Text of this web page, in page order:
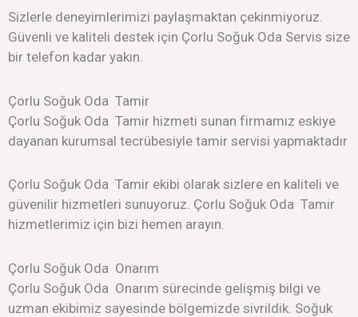
Sizlerle deneyimlerimizi paylaşmaktan çekinmiyoruz.
Güvenli ve kaliteli destek için Çorlu Soğuk Oda Servis size
bir telefon kadar yakın.
Çorlu Soğuk Oda Tamir
Çorlu Soğuk Oda Tamir hizmeti sunan firmamız eskiye
dayanan kurumsal tecrübesiyle tamir servisi yapmaktadır
Çorlu Soğuk Oda Tamir ekibi olarak sizlere en kaliteli ve
güvenilir hizmetleri sunuyoruz. Çorlu Soğuk Oda Tamir
hizmetlerimiz için bizi hemen arayın.
Çorlu Soğuk Oda Onarım
Çorlu Soğuk Oda Onarım sürecinde gelişmiş bilgi ve
uzman ekibimiz sayesinde bölgemizde sivrildik. Soğuk